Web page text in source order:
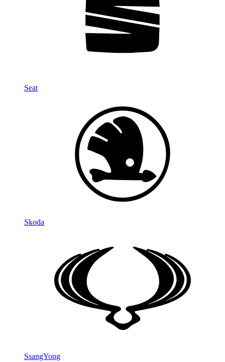
Seat
Skoda
SsangYong